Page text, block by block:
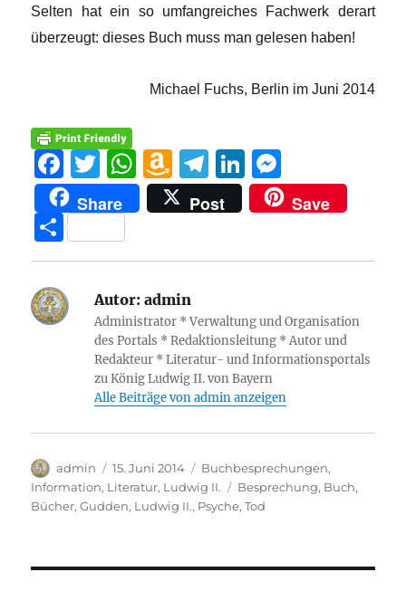
Selten hat ein so umfangreiches Fachwerk derart
überzeugt: dieses Buch muss man gelesen haben!
Michael Fuchs, Berlin im Juni 2014
F
a
c
e
o
T
w
it
te
W
h
at
p
p
A
m
a
n
W
is
h
Li
st
T
el
e
m
Li
n
k
n
e
ss
g
er
Share Post Save
T
ei
le
n
Autor: admin
Administrator * Verwaltung und Organisation
des Portals * Redaktionsleitung * Autor und
Redakteur * Literatur- und Informationsportals
zu König Ludwig II. von Bayern
Alle Beiträge von admin anzeigen
Autor
admin
Veröffentlicht
am
15. Juni 2014 Kategorien
Buchbesprechungen,
Information, Literatur, Ludwig II. Schlagwörter
Besprechung, Buch,
Bücher,Gudden, Ludwig II., Psyche,Tod